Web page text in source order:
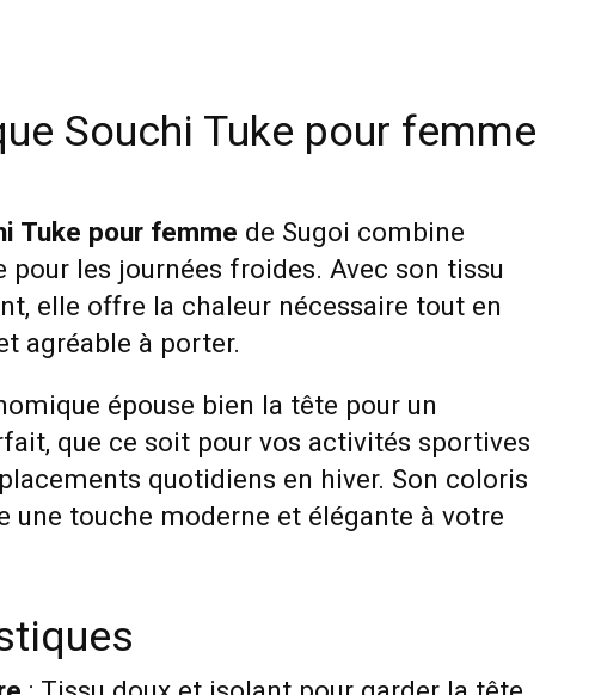
Souchi Tuke pour femme
Tuke pour femme de Sugoi combine
les journées froides. Avec son tissu
elle offre la chaleur nécessaire tout en
agréable à porter.
épouse bien la tête pour un
que ce soit pour vos activités sportives
quotidiens en hiver. Son coloris
une touche moderne et élégante à votre